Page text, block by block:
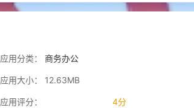
应用分类： 商务办公
应用大小： 12.63MB
应用评分： 4分